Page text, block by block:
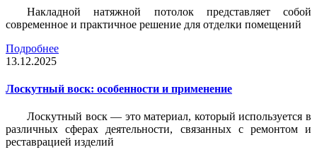
Накладной натяжной потолок представляет собой
современное и практичное решение для отделки помещений
Подробнее
13.12.2025
Лоскутный воск: особенности и применение
Лоскутный воск — это материал, который используется в
различных сферах деятельности, связанных с ремонтом и
реставрацией изделий